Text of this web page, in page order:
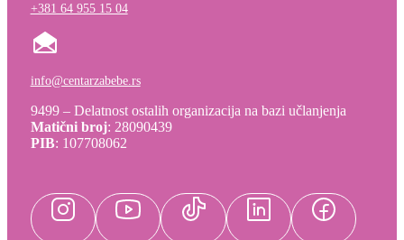
+381 64 955 15 04
info@centarzabebe.rs
9499 – Delatnost ostalih organizacija na bazi učlanjenja
Matični broj: 28090439
PIB: 107708062